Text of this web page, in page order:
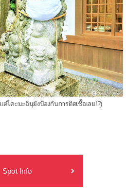
โคะมะอินุยังป้องกันการติดเชื้อเลย!?)
Spot Info